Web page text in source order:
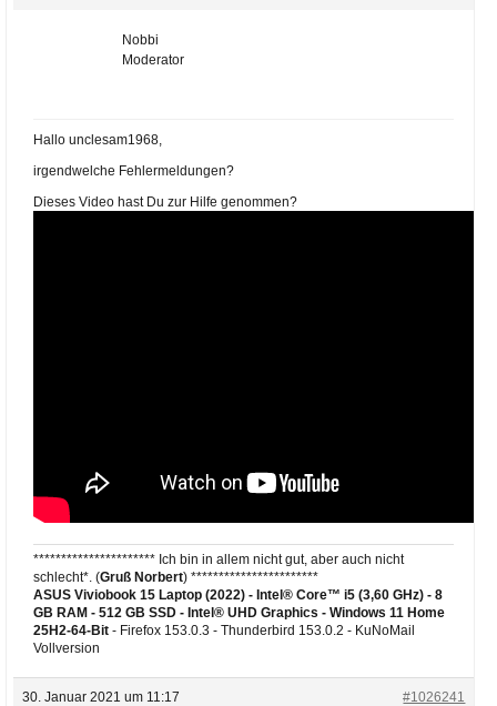
Nobbi
Moderator
Hallo unclesam1968,
irgendwelche Fehlermeldungen?
Dieses Video hast Du zur Hilfe genommen?
********************** Ich bin in allem nicht gut, aber auch nicht
schlecht*. (Gruß Norbert) ***********************
ASUS Viviobook 15 Laptop (2022) - Intel® Core™ i5 (3,60 GHz) - 8
GB RAM - 512 GB SSD - Intel® UHD Graphics - Windows 11 Home
25H2-64-Bit- Firefox 153.0.3 - Thunderbird 153.0.2 - KuNoMail
Vollversion
30. Januar 2021 um 11:17 #1026241